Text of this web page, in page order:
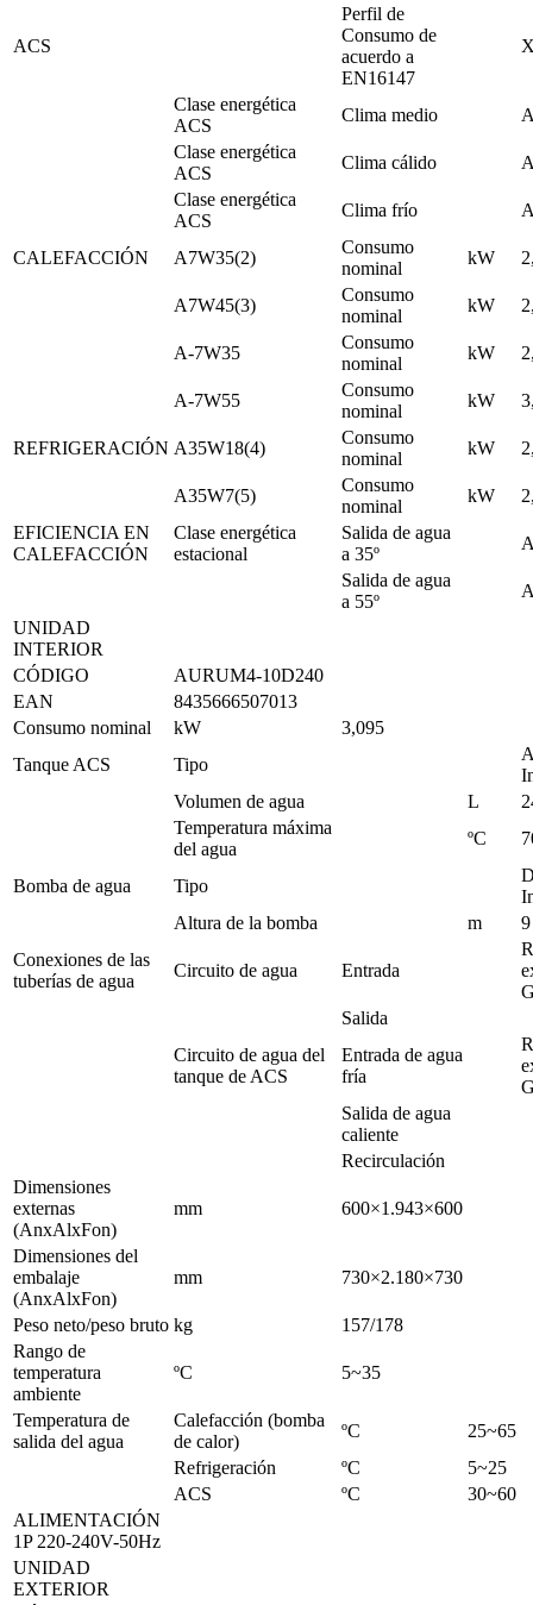
ACS
Perfil de
Consumo de
acuerdo a
EN16147
Clase energética
ACS
Clima medio
Clase energética
ACS
Clima cálido
Clase energética
ACS
Clima frío
CALEFACCIÓN A7W35(2)
Consumo
nominal
kW
A7W45(3)
Consumo
nominal
kW
A-7W35
Consumo
nominal
kW
A-7W55
Consumo
nominal
kW
REFRIGERACIÓN A35W18(4)
Consumo
nominal
kW
A35W7(5)
Consumo
nominal
kW
EFICIENCIA EN
CALEFACCIÓN
Clase energética
estacional
Salida de agua
a 35º
Salida de agua
a 55º
UNIDAD
INTERIOR
CÓDIGO
AURUM4-10D240
EAN
8435666507013
Consumo nominal
kW
3,095
Tanque ACS
Tipo
Volumen de agua
L
Temperatura máxima
del agua
ºC
Bomba de agua Tipo
Altura de la bomba
m
9
Conexiones de las
tuberías de agua
Circuito de agua Entrada
Salida
Circuito de agua del
tanque de ACS
Entrada de agua
fría
Salida de agua
caliente
Recirculación
Dimensiones
externas
(AnxAlxFon)
mm 600×1.943×600
Dimensiones del
embalaje
(AnxAlxFon)
mm 730×2.180×730
Peso neto/peso bruto kg
157/178
Rango de
temperatura
ambiente
ºC 5~35
Temperatura de
salida del agua
Calefacción (bomba
de calor)
ºC
25~65
Refrigeración
ºC
5~25
ACS
ºC
30~60
ALIMENTACIÓN
1P 220-240V-50Hz
UNIDAD
EXTERIOR